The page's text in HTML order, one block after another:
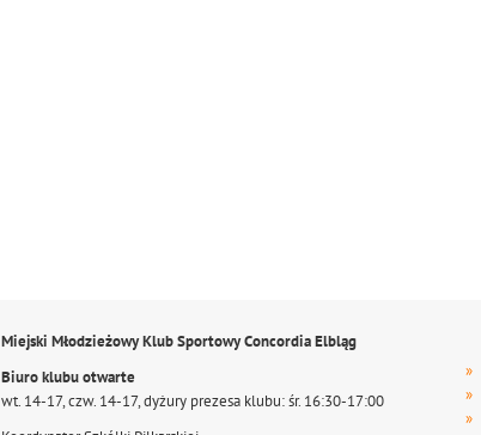
Miejski Młodzieżowy Klub Sportowy Concordia Elbląg
Biuro klubu otwarte
wt. 14-17, czw. 14-17, dyżury prezesa klubu: śr. 16:30-17:00